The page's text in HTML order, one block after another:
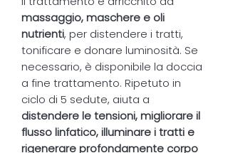
massaggio, maschere e oli
nutrienti, per distendere i tratti,
tonificare e donare luminosità. Se
necessario, è disponibile la doccia
a fine trattamento. Ripetuto in
ciclo di 5 sedute, aiuta a
distendere le tensioni, migliorare il
flusso linfatico, illuminare i tratti e
rigenerare profondamente corpo